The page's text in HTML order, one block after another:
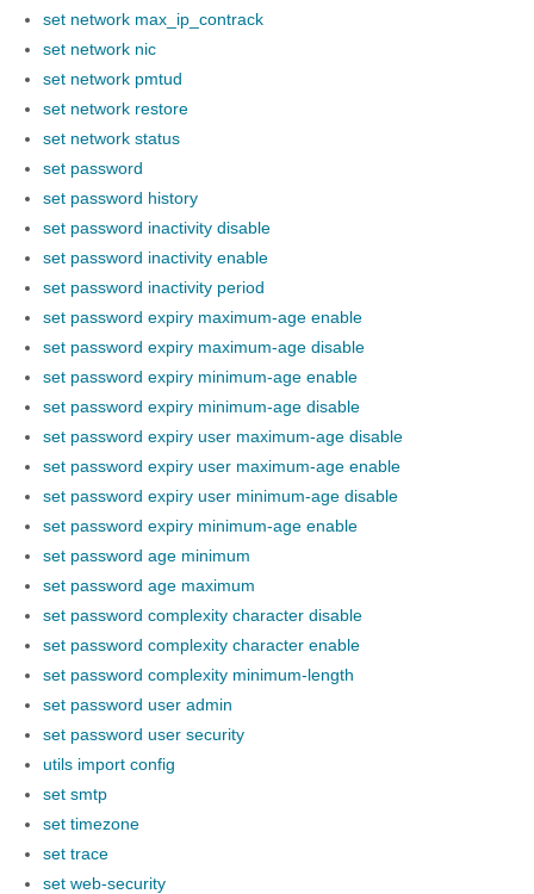
set network max_ip_contrack
set network nic
set network pmtud
set network restore
set network status
set password
set password history
set password inactivity disable
set password inactivity enable
set password inactivity period
set password expiry maximum-age enable
set password expiry maximum-age disable
set password expiry minimum-age enable
set password expiry minimum-age disable
set password expiry user maximum-age disable
set password expiry user maximum-age enable
set password expiry user minimum-age disable
set password expiry minimum-age enable
set password age minimum
set password age maximum
set password complexity character disable
set password complexity character enable
set password complexity minimum-length
set password user admin
set password user security
utils import config
set smtp
set timezone
set trace
set web-security